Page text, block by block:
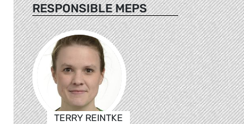
RESPONSIBLE MEPS
TERRY REINTKE